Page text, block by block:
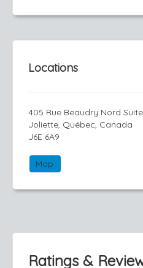
Locations
405 Rue Beaudry Nord
Joliette, Québec, Canada
J6E 6A9
Map
Ratings &